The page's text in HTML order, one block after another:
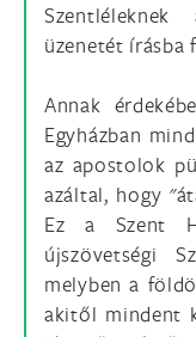
üzenetét írásba
Annak
Egyházban
az apostolok
azáltal, hogy
Ez a Szent
újszövetségi
melyben a
akitől mindent